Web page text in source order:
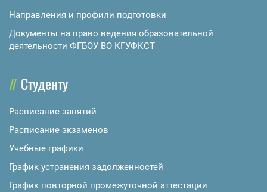
Направления и профили подготовки
Документы на право ведения образовательной
деятельности ФГБОУ ВО КГУФКСТ
Студенту
Расписание занятий
Расписание экзаменов
Учебные графики
График устранения задолженностей
График повторной промежуточной аттестации